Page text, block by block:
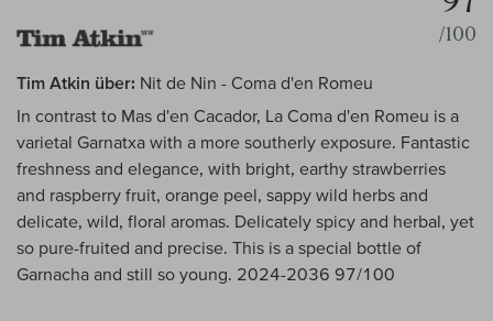
/100
Tim Atkin über: Nit de Nin - Coma d'en Romeu
In contrast to Mas d'en Cacador, La Coma d'en Romeu is a
varietal Garnatxa with a more southerly exposure. Fantastic
freshness and elegance, with bright, earthy strawberries
and raspberry fruit, orange peel, sappy wild herbs and
delicate, wild, floral aromas. Delicately spicy and herbal, yet
so pure-fruited and precise. This is a special bottle of
Garnacha and still so young. 2024-2036 97/100